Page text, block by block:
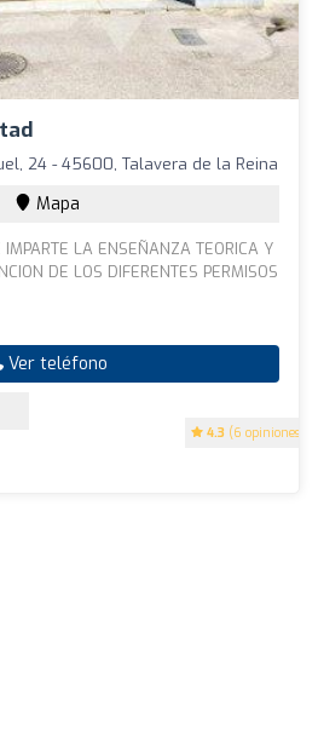
4.3 (6 opiniones)
24 - 45600, Talavera de la Reina
Mapa
IMPARTE LA ENSEÑANZA TEORICA Y
DE LOS DIFERENTES PERMISOS
Ver teléfono